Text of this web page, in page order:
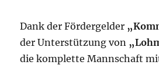
Dank der Fördergelder
der Unterstützung von
die komplette Mannschaft